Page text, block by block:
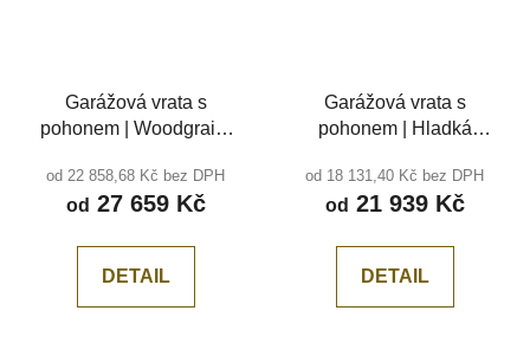
Garážová vrata s
pohonem | Woodgrain,
od 22 858,68 Kč bez DPH
od 27 659 Kč
DETAIL
Garážová vrata s
pohonem | Hladká
drážky
od 18 131,40 Kč bez DPH
od 21 939 Kč
DETAIL